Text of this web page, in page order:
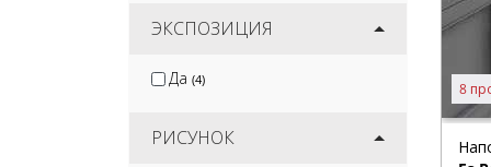
ЭКСПОЗИЦИЯ
Да (4)
РИСУНОК
8